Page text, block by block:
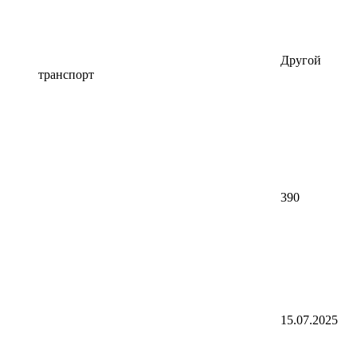
Другой
транспорт
390
15.07.2025